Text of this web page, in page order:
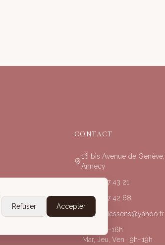
CONTACT
16 bis Avenue de
Annecy
04 50 67 43 21
06 20 77 42 68
acorpsdessens@yahoo.fr
Lun : 9h–16h
Mar, Jeu, Ven : 9h–19h
Refuser Accepter